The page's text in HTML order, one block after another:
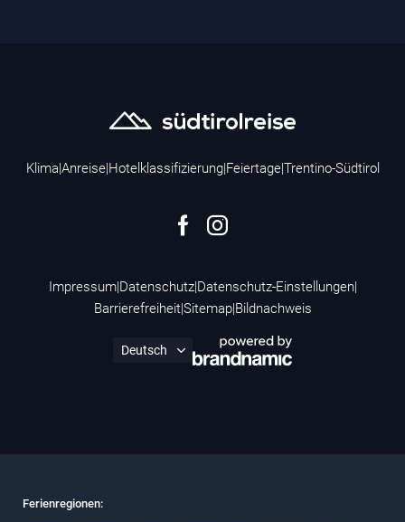
Klima|Anreise|Hotelklassifizierung|Feiertage|Trentino-Südtirol
Impressum|Datenschutz|Datenschutz-Einstellungen|
Barrierefreiheit|Sitemap|Bildnachweis
Ferienregionen: